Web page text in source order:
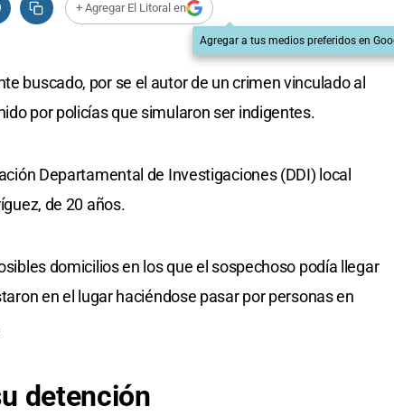
+ Agregar El Litoral en
Agregar a tus medios preferidos en
buscado, por se el autor de un crimen vinculado al
por policías que simularon ser indigentes.
Departamental de Investigaciones (DDI) local
de 20 años.
domicilios en los que el sospechoso podía llegar
en el lugar haciéndose pasar por personas en
detención